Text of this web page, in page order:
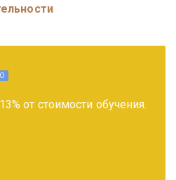
от стоимости обучения.